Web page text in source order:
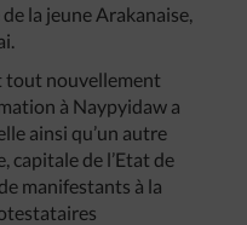
la jeune Arakanaise,
tout nouvellement
à Naypyidaw a
ainsi qu’un autre
capitale de l’Etat de
manifestants à la